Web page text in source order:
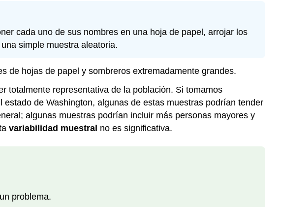
cada uno de sus nombres en una hoja de papel, arrojar los
simple muestra aleatoria.
de hojas de papel y sombreros extremadamente grandes.
totalmente representativa de la población. Si tomamos
de Washington, algunas de estas muestras podrían tender
algunas muestras podrían incluir más personas mayores y
variabilidad muestral no es significativa.
problema.